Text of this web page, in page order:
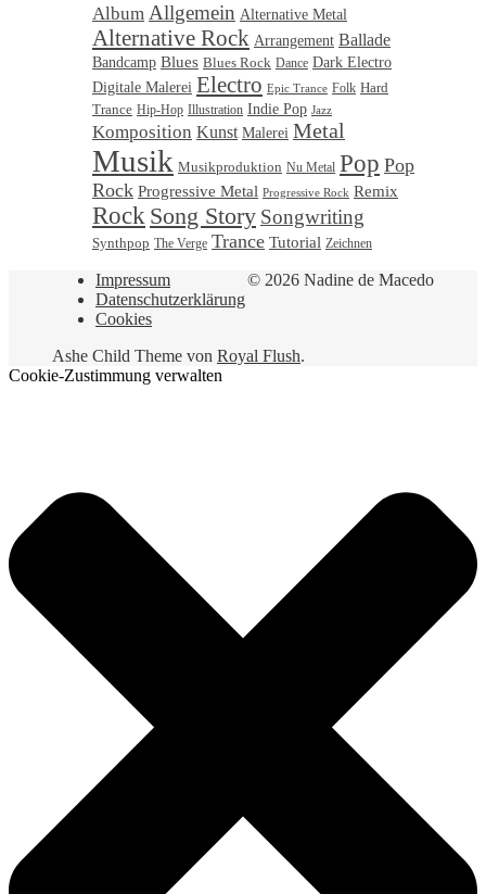
Album Allgemein Alternative Metal
Alternative Rock Arrangement Ballade
Bandcamp Blues Blues Rock Dance Dark Electro
Digitale Malerei Electro Epic Trance Folk Hard
Trance Hip-Hop Illustration Indie Pop Jazz
Komposition Kunst Malerei Metal
Musik Musikproduktion Nu Metal Pop Pop
Rock Progressive Metal Progressive Rock Remix
Rock Song Story Songwriting
Synthpop The Verge Trance Tutorial Zeichnen
© 2026 Nadine de Macedo
Impressum
Datenschutzerklärung
Cookies
Ashe Child Theme von Royal Flush.
Cookie-Zustimmung verwalten